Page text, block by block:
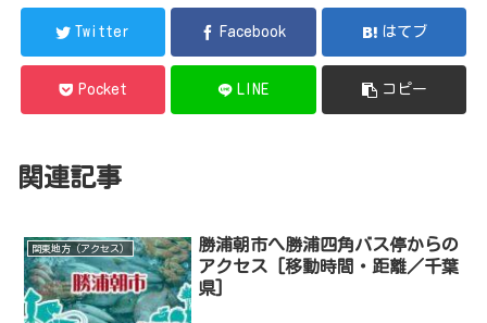
Twitter Facebook はてブ
Pocket LINE コピー
関連記事
関東地方（アクセス）
勝浦朝市へ勝浦四角バス停からの
アクセス [移動時間・距離／千葉
県]